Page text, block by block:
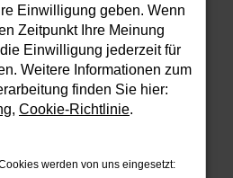
ERROR
aufgetreten.
die dir helfen können:
Firewall und deine
zum Beispiel
Einwilligung geben. Wenn
Zeitpunkt Ihre Meinung
Einwilligung jederzeit für
Weitere Informationen zum
finden Sie hier:
, Cookie-Richtlinie.
werden von uns eingesetzt: